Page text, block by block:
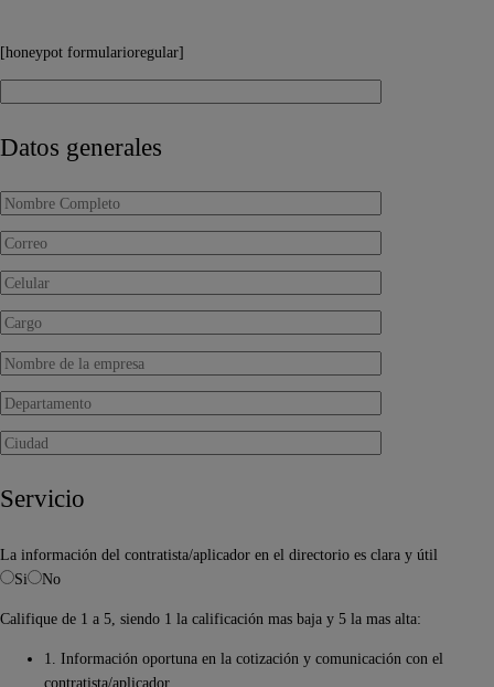
[honeypot formularioregular]
Datos generales
Servicio
La información del contratista/aplicador en el directorio es clara y útil
Si
No
Califique de 1 a 5, siendo 1 la calificación mas baja y 5 la mas alta:
1. Información oportuna en la cotización y comunicación con el
contratista/aplicador